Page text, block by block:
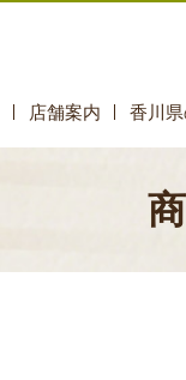
店舗案内 香川